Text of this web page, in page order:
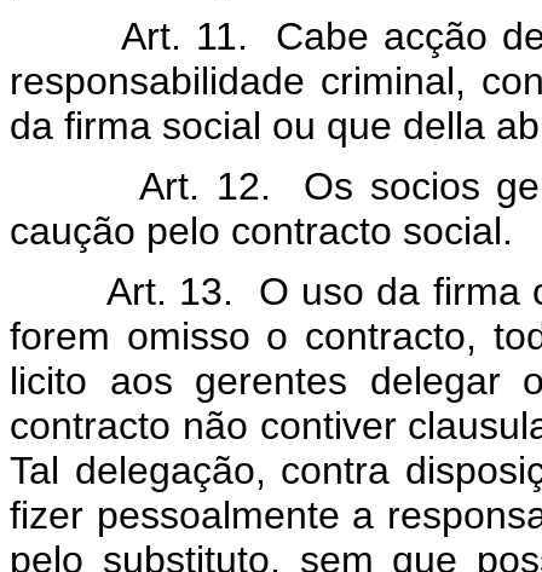
Art. 11. Cabe acção
responsabilidade criminal,
da firma social ou que della
Art. 12. Os socios
caução pelo contracto social.
Art. 13. O uso da firma
forem omisso o contracto,
licito aos gerentes delegar
contracto não contiver
Tal delegação, contra
fizer pessoalmente a
pelo substituto, sem que